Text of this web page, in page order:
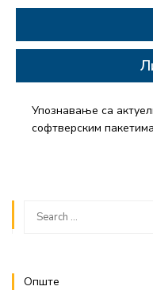
Упознавање са
софтверским
Опште